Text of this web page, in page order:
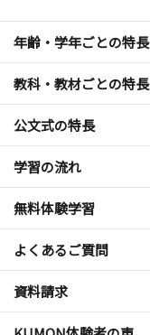
年齢・学年ごとの特長
教科・教材ごとの特長
公文式の特長
学習の流れ
無料体験学習
よくあるご質問
資料請求